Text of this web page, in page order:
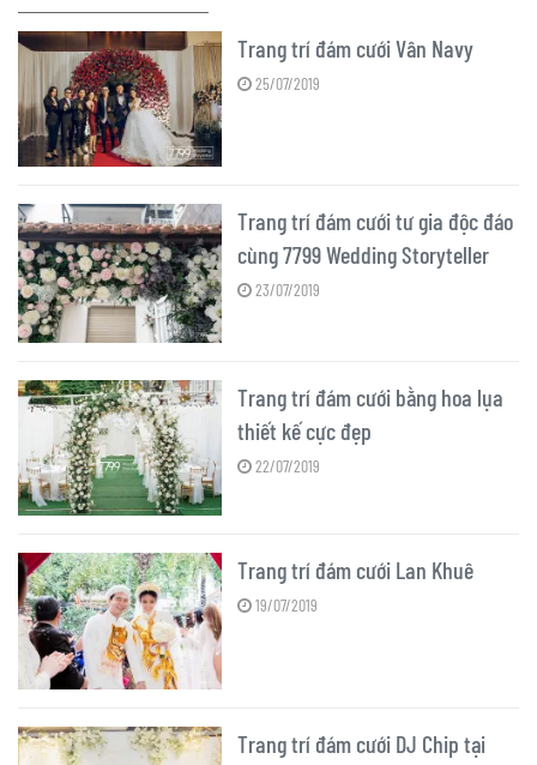
Trang trí đám cưới Vân Navy
25/07/2019
Trang trí đám cưới tư gia độc đáo
cùng 7799 Wedding Storyteller
23/07/2019
Trang trí đám cưới bằng hoa lụa
thiết kế cực đẹp
22/07/2019
Trang trí đám cưới Lan Khuê
19/07/2019
Trang trí đám cưới DJ Chip tại